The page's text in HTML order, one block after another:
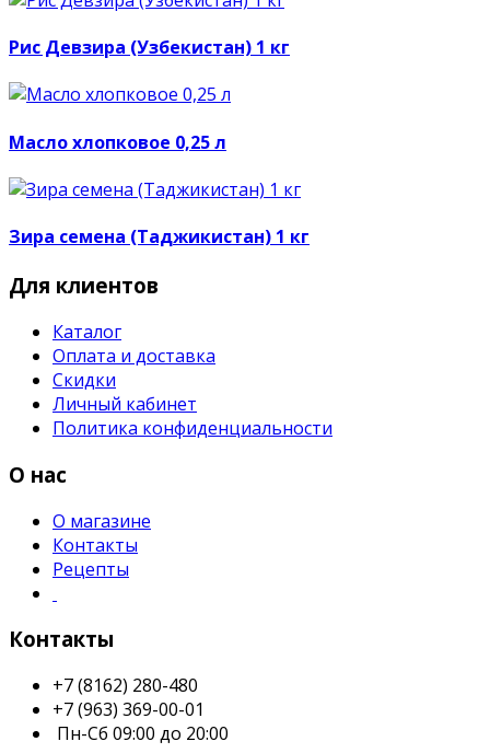
Рис Девзира (Узбекистан) 1 кг
Масло хлопковое 0,25 л
Зира семена (Таджикистан) 1 кг
Для клиентов
Каталог
Оплата и доставка
Скидки
Личный кабинет
Политика конфиденциальности
О нас
О магазине
Контакты
Рецепты
Контакты
+7 (8162) 280-480
+7 (963) 369-00-01
Пн-Сб 09:00 до 20:00